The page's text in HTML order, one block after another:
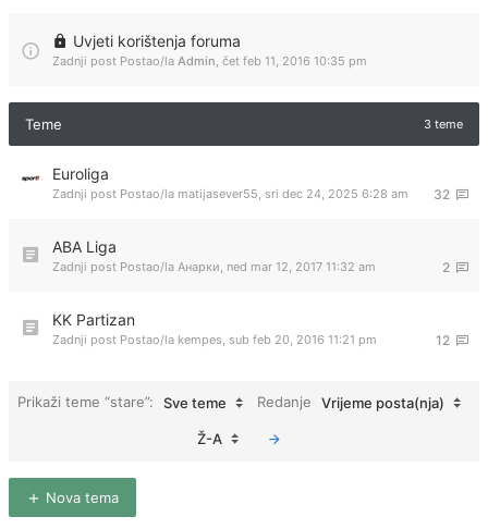
Uvjeti korištenja foruma
Zadnji post Postao/la Admin, čet feb 11, 2016 10:35 pm
Teme 3 teme
Euroliga
32
Zadnji post Postao/la matijasever55, sri dec 24, 2025 6:28 am
ABA Liga
2
Zadnji post Postao/la Анарки, ned mar 12, 2017 11:32 am
KK Partizan
12
Zadnji post Postao/la kempes, sub feb 20, 2016 11:21 pm
Prikaži teme “stare”: Sve teme Redanje Vrijeme posta(nja)
Ž-A
Nova tema